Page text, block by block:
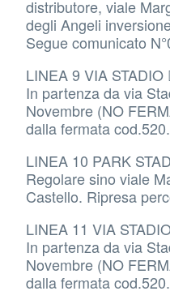
distributore, viale
degli Angeli
Segue comunicato
LINEA 9 VIA
In partenza da via
Novembre (NO
dalla fermata cod.520.
LINEA 10 PARK
Regolare sino viale
Castello. Ripresa
LINEA 11 VIA
In partenza da via
Novembre (NO
dalla fermata cod.520.